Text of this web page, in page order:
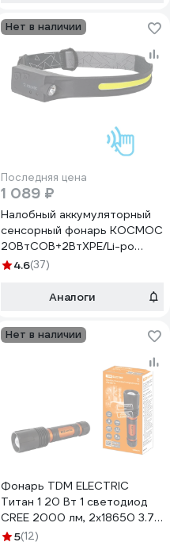
Нет в наличии
Последняя цена
1 089 ₽
Налобный аккумуляторный
сенсорный фонарь КОСМОС
20ВтCOB+2ВтXPE/Li-po
102540 1200mAh/гибкий
4.6(37)
Аналоги
Нет в наличии
Фонарь TDM ELECTRIC
Титан 1 20 Вт 1 светодиод
CREE 2000 лм, 2х18650 3.7
В 2200 мА*ч, IPX7, ЗУ,
5(12)